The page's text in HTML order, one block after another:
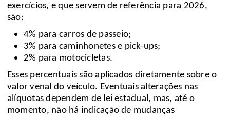
exercícios, e que servem de referência para 2026,
são:
4% para carros de passeio;
3% para caminhonetes e pick-ups;
2% para motocicletas.
Esses percentuais são aplicados diretamente sobre o
valor venal do veículo. Eventuais alterações nas
alíquotas dependem de lei estadual, mas, até o
momento, não há indicação de mudanças